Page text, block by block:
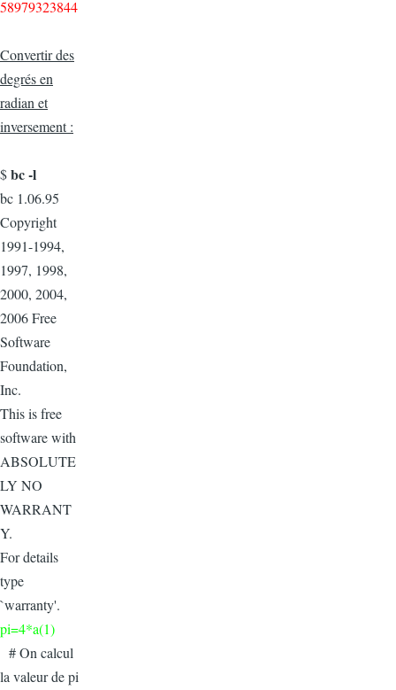
58979323844
Convertir des
degrés en
radian et
inversement :
$bc -l
bc 1.06.95
Copyright
1991-1994,
1997, 1998,
2000, 2004,
2006 Free
Software
Foundation,
Inc.
This is free
software with
ABSOLUTE
LY NO
WARRANT
Y.
For details
type
`warranty'.
pi=4*a(1)
# On calcul
la valeur de pi